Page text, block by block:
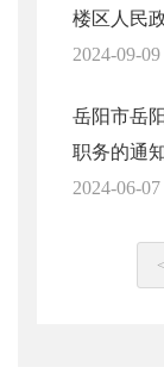
楼区人民
2024-09-09
岳阳市岳
职务的通
2024-06-07